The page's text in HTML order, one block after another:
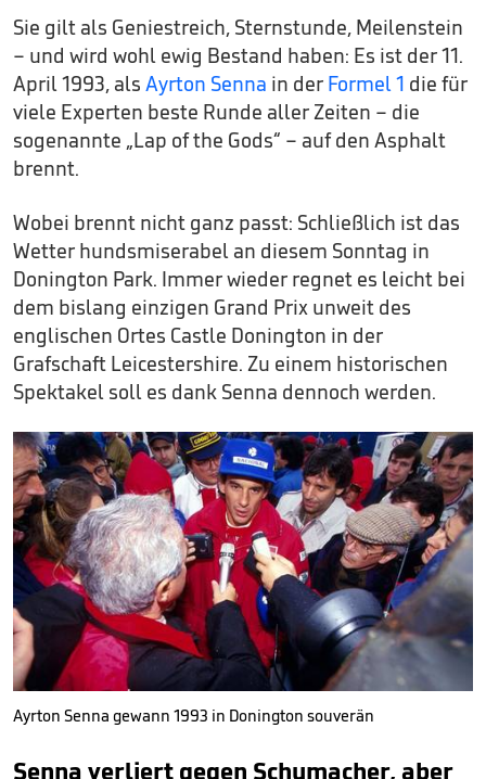
Sie gilt als Geniestreich, Sternstunde, Meilenstein
– und wird wohl ewig Bestand haben: Es ist der 11.
April 1993, als Ayrton Senna in der Formel 1 die für
viele Experten beste Runde aller Zeiten – die
sogenannte „Lap of the Gods“ – auf den Asphalt
brennt.
Wobei brennt nicht ganz passt: Schließlich ist das
Wetter hundsmiserabel an diesem Sonntag in
Donington Park. Immer wieder regnet es leicht bei
dem bislang einzigen Grand Prix unweit des
englischen Ortes Castle Donington in der
Grafschaft Leicestershire. Zu einem historischen
Spektakel soll es dank Senna dennoch werden.
Ayrton Senna gewann 1993 in Donington souverän
Senna verliert gegen Schumacher, aber